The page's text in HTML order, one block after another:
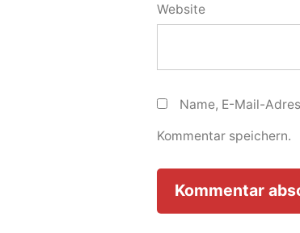
Website
Name, E-Mail-
Kommentar speichern.